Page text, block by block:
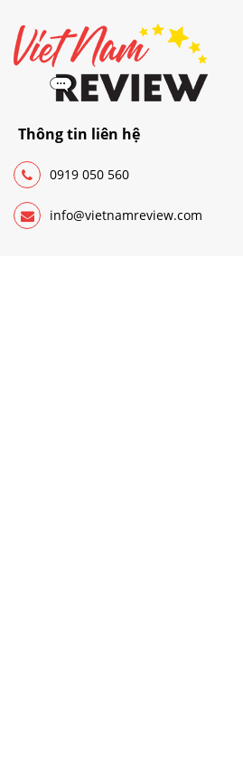
Thông tin liên hệ
0919 050 560
info@vietnamreview.com